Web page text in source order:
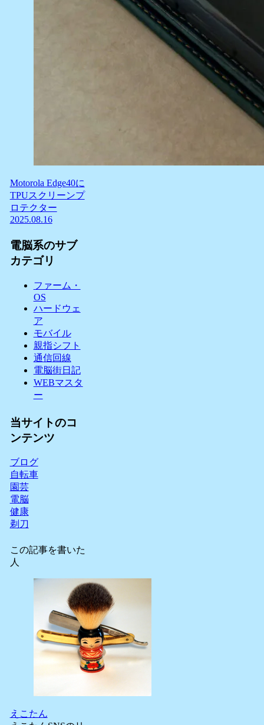
Motorola Edge40に
TPUスクリーンプ
ロテクター
2025.08.16
電脳系のサブ
カテゴリ
ファーム・
OS
ハードウェ
ア
モバイル
親指シフト
通信回線
電脳街日記
WEBマスタ
ー
当サイトのコ
ンテンツ
ブログ
自転車
園芸
電脳
健康
剃刀
この記事を書いた
人
えこたん